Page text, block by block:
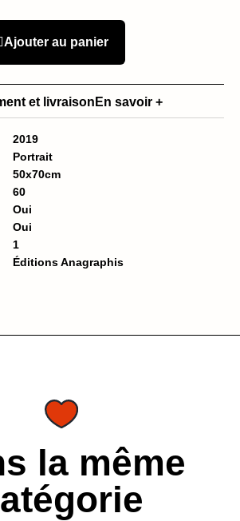
Ajouter au panier
et livraison En savoir +
2019
Portrait
50x70cm
60
Oui
Oui
1
Éditions Anagraphis
la même